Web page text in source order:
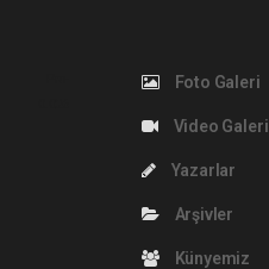
Foto Galeri
Video Galeri
Yazarlar
Arşivler
Künyemiz